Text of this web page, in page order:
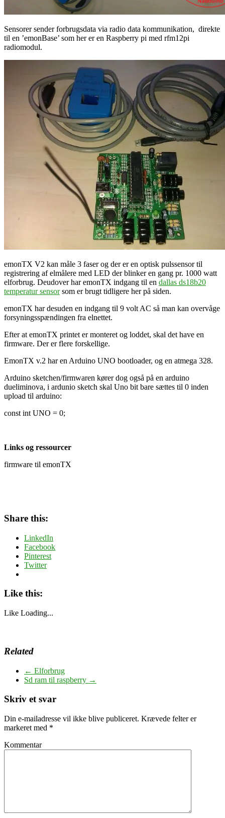
Sensorer sender forbrugsdata via radio data kommunikation, direkte
til en ’emonBase’ som her er en Raspberry pi med rfm12pi
radiomodul.
emonTX V2 kan måle 3 faser og der er en optisk pulssensor til
registrering af elmålere med LED der blinker en gang pr. 1000 watt
elforbrug. Deudover har emonTX indgang til en dallas ds18b20
temperatur sensorsom er brugt tidligere her på siden.
emonTX har desuden en indgang til 9 volt AC så man kan overvåge
forsyningsspændingen fra elnettet.
Efter at emonTX printet er monteret og loddet, skal det have en
firmware. Der er flere forskellige.
EmonTX v.2 har en Arduino UNO bootloader, og en atmega 328.
Arduino sketchen/firmwaren kører dog også på en arduino
dueliminova, i ardunio sketch skal Uno bit bare sættes til 0 inden
upload til arduino:
const int UNO = 0;
Links og ressourcer
firmware til emonTX
Share this:
LinkedIn
Facebook
Pinterest
Twitter
Like this:
Like Loading...
Related
← Elforbrug
Sd ram til raspberry →
Skriv et svar
Din e-mailadresse vil ikke blive publiceret. Krævede felter er
markeret med *
Kommentar